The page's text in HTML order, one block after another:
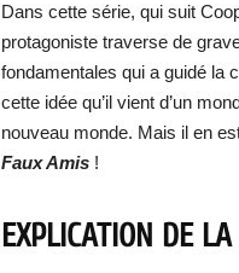
Dans cette série, qui suit
protagoniste traverse de
fondamentales qui a guidé la
cette idée qu’il vient d’un
nouveau monde. Mais il en
Faux Amis !
EXPLICATION DE